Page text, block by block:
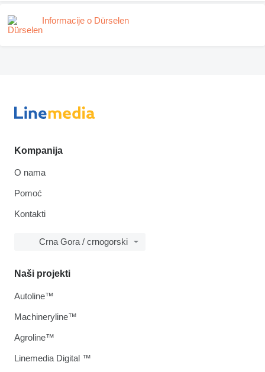
Informacije o Dürselen
Kompanija
O nama
Pomoć
Kontakti
Crna Gora / crnogorski
Naši projekti
Autoline™
Machineryline™
Agroline™
Linemedia Digital ™